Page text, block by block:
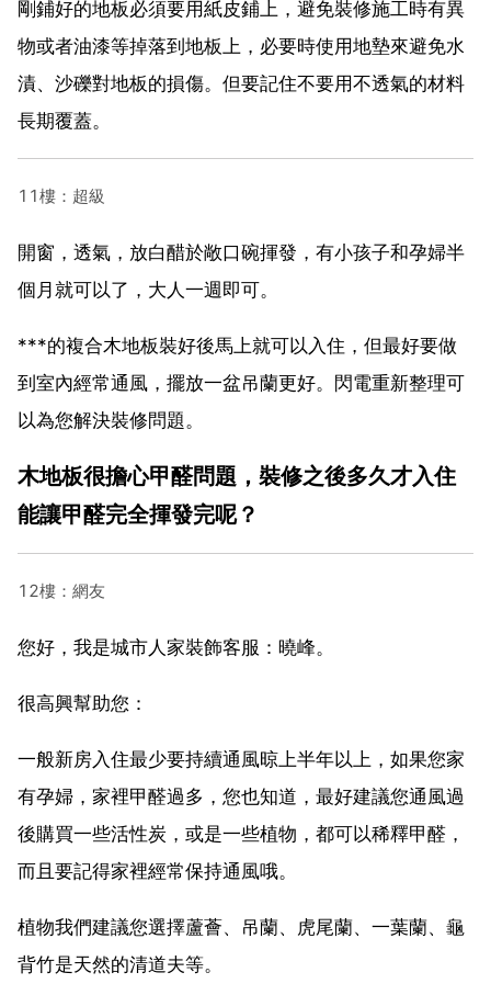
剛鋪好的地板必須要用紙皮鋪上，避免裝修施工時有異
物或者油漆等掉落到地板上，必要時使用地墊來避免水
漬、沙礫對地板的損傷。但要記住不要用不透氣的材料
長期覆蓋。
11樓：超級
開窗，透氣，放白醋於敞口碗揮發，有小孩子和孕婦半
個月就可以了，大人一週即可。
***的複合木地板裝好後馬上就可以入住，但最好要做
到室內經常通風，擺放一盆吊蘭更好。閃電重新整理可
以為您解決裝修問題。
木地板很擔心甲醛問題，裝修之後多久才入住
能讓甲醛完全揮發完呢？
12樓：網友
您好，我是城市人家裝飾客服：曉峰。
很高興幫助您：
一般新房入住最少要持續通風晾上半年以上，如果您家
有孕婦，家裡甲醛過多，您也知道，最好建議您通風過
後購買一些活性炭，或是一些植物，都可以稀釋甲醛，
而且要記得家裡經常保持通風哦。
植物我們建議您選擇蘆薈、吊蘭、虎尾蘭、一葉蘭、龜
背竹是天然的清道夫等。